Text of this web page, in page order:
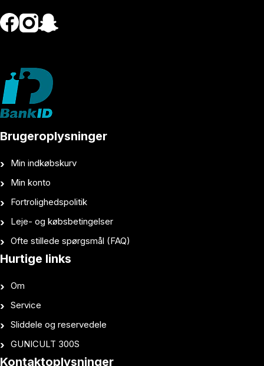
Brugeroplysninger
Min indkøbskurv
Min konto
Fortrolighedspolitik
Leje- og købsbetingelser
Ofte stillede spørgsmål (FAQ)
Hurtige links
Om
Service
Sliddele og reservedele
GUNICULT 300S
Kontaktoplysninger